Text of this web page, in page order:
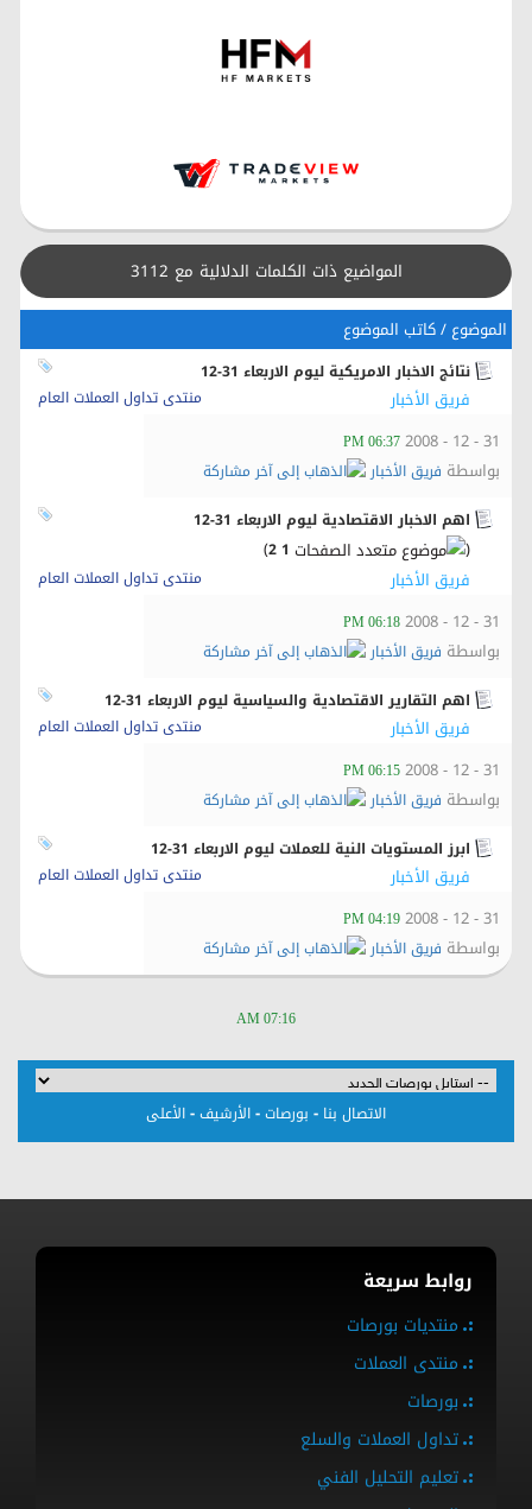
المواضيع ذات الكلمات الدلالية مع 3112
الموضوع / كاتب الموضوع
نتائج الاخبار الامريكية ليوم الاربعاء 31-12
فريق الأخبار منتدى تداول العملات العام
31 - 12 - 2008
06:37 PM
بواسطة فريق الأخبار
اهم الاخبار الاقتصادية ليوم الاربعاء 31-12
(
1
2
)
فريق الأخبار
منتدى تداول العملات العام
31 - 12 - 2008
06:18 PM
بواسطة فريق الأخبار
اهم التقارير الاقتصادية والسياسية ليوم الاربعاء 31-12
فريق الأخبار منتدى تداول العملات العام
31 - 12 - 2008
06:15 PM
بواسطة فريق الأخبار
ابرز المستويات النية للعملات ليوم الاربعاء 31-12
فريق الأخبار منتدى تداول العملات العام
31 - 12 - 2008
04:19 PM
بواسطة فريق الأخبار
07:16 AM
الاتصال بنا - بورصات-الأرشيف-الأعلى
روابط سريعة
منتديات بورصات
منتدى العملات
بورصات
تداول العملات والسلع
تعليم التحليل الفني